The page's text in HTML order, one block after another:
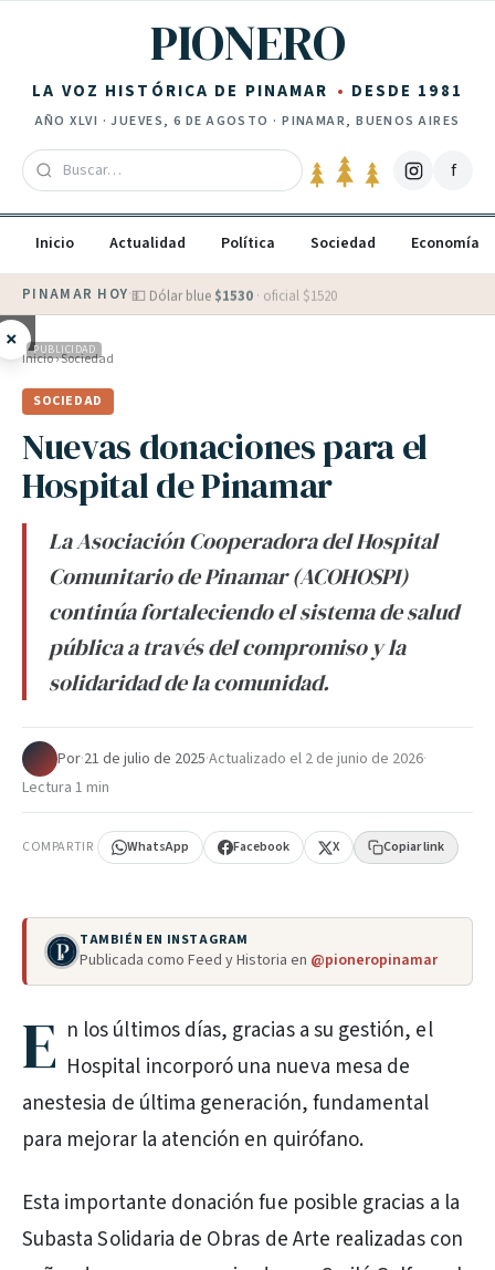
PIONERO
LA VOZ HISTÓRICA DE PINAMAR DESDE 1981
AÑOXLVI ·JUEVES, 6 DE AGOSTO · PINAMAR, BUENOS AIRES
f
Inicio Actualidad Política Sociedad Economía
PINAMAR HOY·💵 Dólar blue $1530 · oficial $1520
× PUBLICIDAD
Inicio›Sociedad
SOCIEDAD
Nuevas donaciones para el
Hospital de Pinamar
La Asociación Cooperadora del Hospital
Comunitario de Pinamar (ACOHOSPI)
continúa fortaleciendo el sistema de salud
pública a través del compromiso y la
solidaridad de la comunidad.
Por·21 de julio de 2025·Actualizado el 2 de junio de 2026·
Lectura 1 min
COMPARTIR WhatsApp Facebook X Copiar link
TAMBIÉN EN INSTAGRAM
Publicada como Feed y Historia en @pioneropinamar
E n los últimos días, gracias a su gestión, el
Hospital incorporó una nueva mesa de
anestesia de última generación, fundamental
para mejorar la atención en quirófano.
Esta importante donación fue posible gracias a la
Subasta Solidaria de Obras de Arte realizadas con